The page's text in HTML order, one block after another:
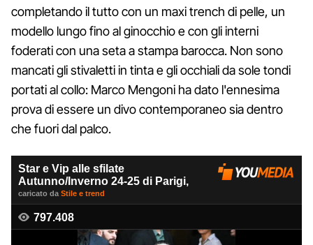
completando il tutto con un maxi trench di pelle, un
modello lungo fino al ginocchio e con gli interni
foderati con una seta a stampa barocca. Non sono
mancati gli stivaletti in tinta e gli occhiali da sole tondi
portati al collo: Marco Mengoni ha dato l'ennesima
prova di essere un divo contemporaneo sia dentro
che fuori dal palco.